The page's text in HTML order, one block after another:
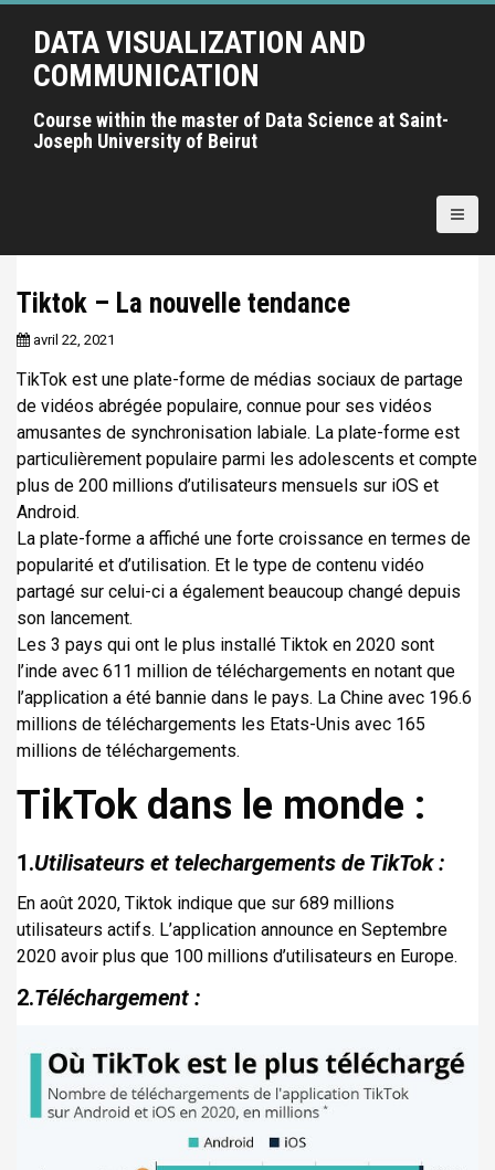
A
n
DATA VISUALIZATION AND
COMMUNICATION
Course within the master of Data Science at Saint-
Joseph University of Beirut
Tiktok – La nouvelle tendance
avril 22, 2021
TikTok est une plate-forme de médias sociaux de partage
de vidéos abrégée populaire, connue pour ses vidéos
amusantes de synchronisation labiale. La plate-forme est
particulièrement populaire parmi les adolescents et compte
plus de 200 millions d’utilisateurs mensuels sur iOS et
Android.
La plate-forme a affiché une forte croissance en termes de
popularité et d’utilisation. Et le type de contenu vidéo
partagé sur celui-ci a également beaucoup changé depuis
son lancement.
Les 3 pays qui ont le plus installé Tiktok en 2020 sont
l’inde avec 611 million de téléchargements en notant que
l’application a été bannie dans le pays. La Chine avec 196.6
millions de téléchargements les Etats-Unis avec 165
millions de téléchargements.
TikTok dans le monde :
1.Utilisateurs et telechargements de TikTok :
En août 2020, Tiktok indique que sur 689 millions
utilisateurs actifs. L’application announce en Septembre
2020 avoir plus que 100 millions d’utilisateurs en Europe.
2.Téléchargement :